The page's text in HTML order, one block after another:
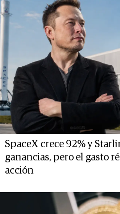
SpaceX crece 92% y
ganancias, pero el gasto
acción